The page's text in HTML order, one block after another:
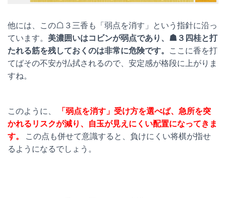
他には、この☖３三香も「弱点を消す」という指針に沿っ
ています。 美濃囲いはコビンが弱点であり、☗３四桂と打
たれる筋を残しておくのは非常に危険です。
ここに香を打
てばその不安が払拭されるので、安定感が格段に上がりま
すね。
このように、
「弱点を消す」受け方を選べば、急所を突
かれるリスクが減り、自玉が見えにくい配置になってきま
す。
この点も併せて意識すると、負けにくい将棋が指せ
るようになるでしょう。